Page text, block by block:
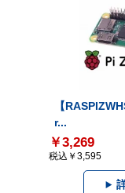
【
r...
￥3,269
税込￥3,595